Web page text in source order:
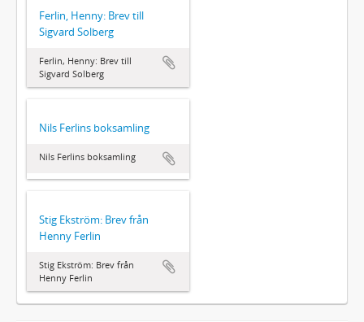
Ferlin, Henny: Brev till
Sigvard Solberg
Ferlin, Henny: Brev till
Sigvard Solberg
Nils Ferlins boksamling
Nils Ferlins boksamling
Stig Ekström: Brev från
Henny Ferlin
Stig Ekström: Brev från
Henny Ferlin